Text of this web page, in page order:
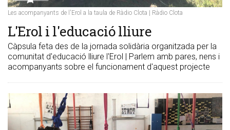
Les acompanyants de l'Erol a la taula de Ràdio Clota | Ràdio Clota
L'Erol i l'educació lliure
Càpsula feta des de la jornada solidària organitzada per la
comunitat d'educació lliure l'Erol | Parlem amb pares, nens i
acompanyants sobre el funcionament d'aquest projecte